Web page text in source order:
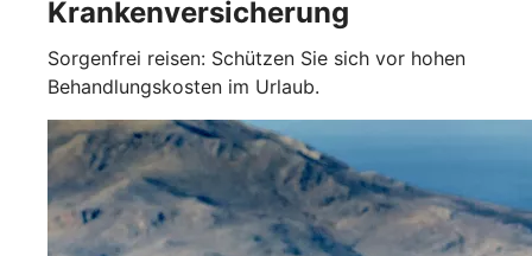
Krankenversicherung
Sorgenfrei reisen: Schützen Sie sich vor hohen
Behandlungskosten im Urlaub.